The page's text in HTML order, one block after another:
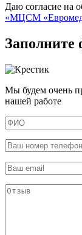
Даю согласие на
«МЦСМ
Заполните
Мы будем очень
нашей работе